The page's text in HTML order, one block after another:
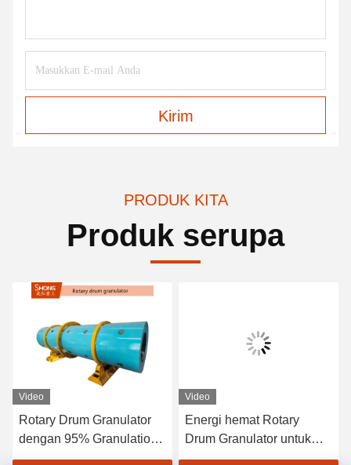
Kirim
PRODUK KITA
Produk serupa
Video
Rotary Drum Granulator
dengan 95% Granulation
Ratio untuk Round Ball
Video
Energi hemat Rotary
Drum Granulator untuk
pupuk organik dengan